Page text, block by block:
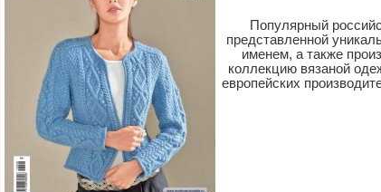
Популярный
представленной
именем, а также
коллекцию вязаной
европейских